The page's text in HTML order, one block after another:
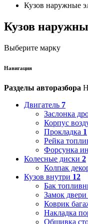
Кузов наружные
Кузов
Выберите марку
Навигация
Разделы авторазбора
Двигатель 7
Заслонка
Корпус
Прокладка 1
Рейка
Форсунка
Колесные диски 2
Колпак
Кузов внутри 12
Бак
Замок двери
Коврик
Накладка
Обшивка